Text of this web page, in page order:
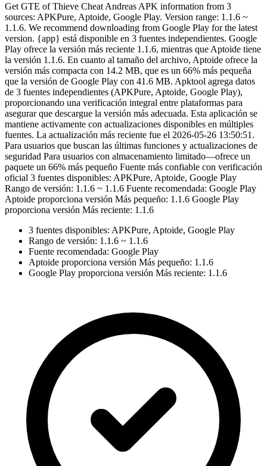
Get GTE of Thieve Cheat Andreas APK information from 3
sources: APKPure, Aptoide, Google Play. Version range: 1.1.6 ~
1.1.6. We recommend downloading from Google Play for the latest
version. {app} está disponible en 3 fuentes independientes. Google
Play ofrece la versión más reciente 1.1.6, mientras que Aptoide tiene
la versión 1.1.6. En cuanto al tamaño del archivo, Aptoide ofrece la
versión más compacta con 14.2 MB, que es un 66% más pequeña
que la versión de Google Play con 41.6 MB. Apktool agrega datos
de 3 fuentes independientes (APKPure, Aptoide, Google Play),
proporcionando una verificación integral entre plataformas para
asegurar que descargue la versión más adecuada. Esta aplicación se
mantiene activamente con actualizaciones disponibles en múltiples
fuentes. La actualización más reciente fue el 2026-05-26 13:50:51.
Para usuarios que buscan las últimas funciones y actualizaciones de
seguridad Para usuarios con almacenamiento limitado—ofrece un
paquete un 66% más pequeño Fuente más confiable con verificación
oficial 3 fuentes disponibles: APKPure, Aptoide, Google Play
Rango de versión: 1.1.6 ~ 1.1.6 Fuente recomendada: Google Play
Aptoide proporciona versión Más pequeño: 1.1.6 Google Play
proporciona versión Más reciente: 1.1.6
3 fuentes disponibles: APKPure, Aptoide, Google Play
Rango de versión: 1.1.6 ~ 1.1.6
Fuente recomendada: Google Play
Aptoide proporciona versión Más pequeño: 1.1.6
Google Play proporciona versión Más reciente: 1.1.6